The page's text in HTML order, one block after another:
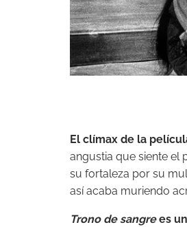
El clímax de la
angustia que siente el
su fortaleza por su
así acaba muriendo
Trono de sangrees